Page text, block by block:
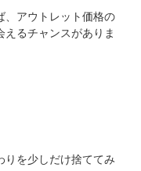
、アウトレット価格の
えるチャンスがありま
りを少しだけ捨ててみ